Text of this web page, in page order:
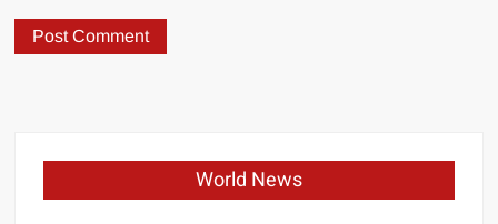
World News